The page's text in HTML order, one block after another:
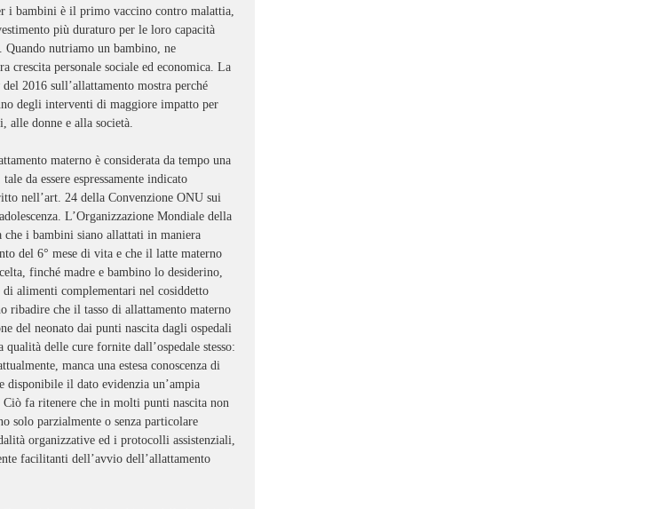
i bambini è il primo vaccino contro malattia,
più duraturo per le loro capacità
nutriamo un bambino, ne
crescita personale sociale ed economica. La
del 2016 sull’allattamento mostra perché
degli interventi di maggiore impatto per
donne e alla società.
materno è considerata da tempo una
da essere espressamente indicato
nell’art. 24 della Convenzione ONU sui
L’Organizzazione Mondiale della
che i bambini siano allattati in maniera
del 6° mese di vita e che il latte materno
finché madre e bambino lo desiderino,
di alimenti complementari nel cosiddetto
ribadire che il tasso di allattamento materno
del neonato dai punti nascita dagli ospedali
delle cure fornite dall’ospedale stesso:
manca una estesa conoscenza di
disponibile il dato evidenzia un’ampia
fa ritenere che in molti punti nascita non
solo parzialmente o senza particolare
organizzative ed i protocolli assistenziali,
facilitanti dell’avvio dell’allattamento